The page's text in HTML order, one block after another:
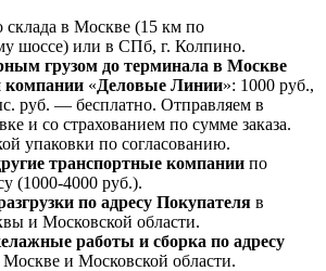
склада в Москве (15 км по
шоссе) или в СПб, г. Колпино.
грузом до терминала в Москве
компании «Деловые Линии»: 1000 руб.,
руб. — бесплатно. Отправляем в
и со страхованием по сумме заказа.
упаковки по согласованию.
транспортные компании по
(1000-4000 руб.).
по адресу Покупателя в
и Московской области.
работы и сборка по адресу
Москве и Московской области.